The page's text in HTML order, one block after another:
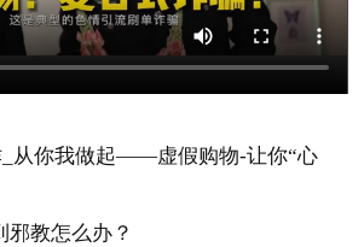
_从你我做起——虚假购物-让你“心
邪教怎么办？